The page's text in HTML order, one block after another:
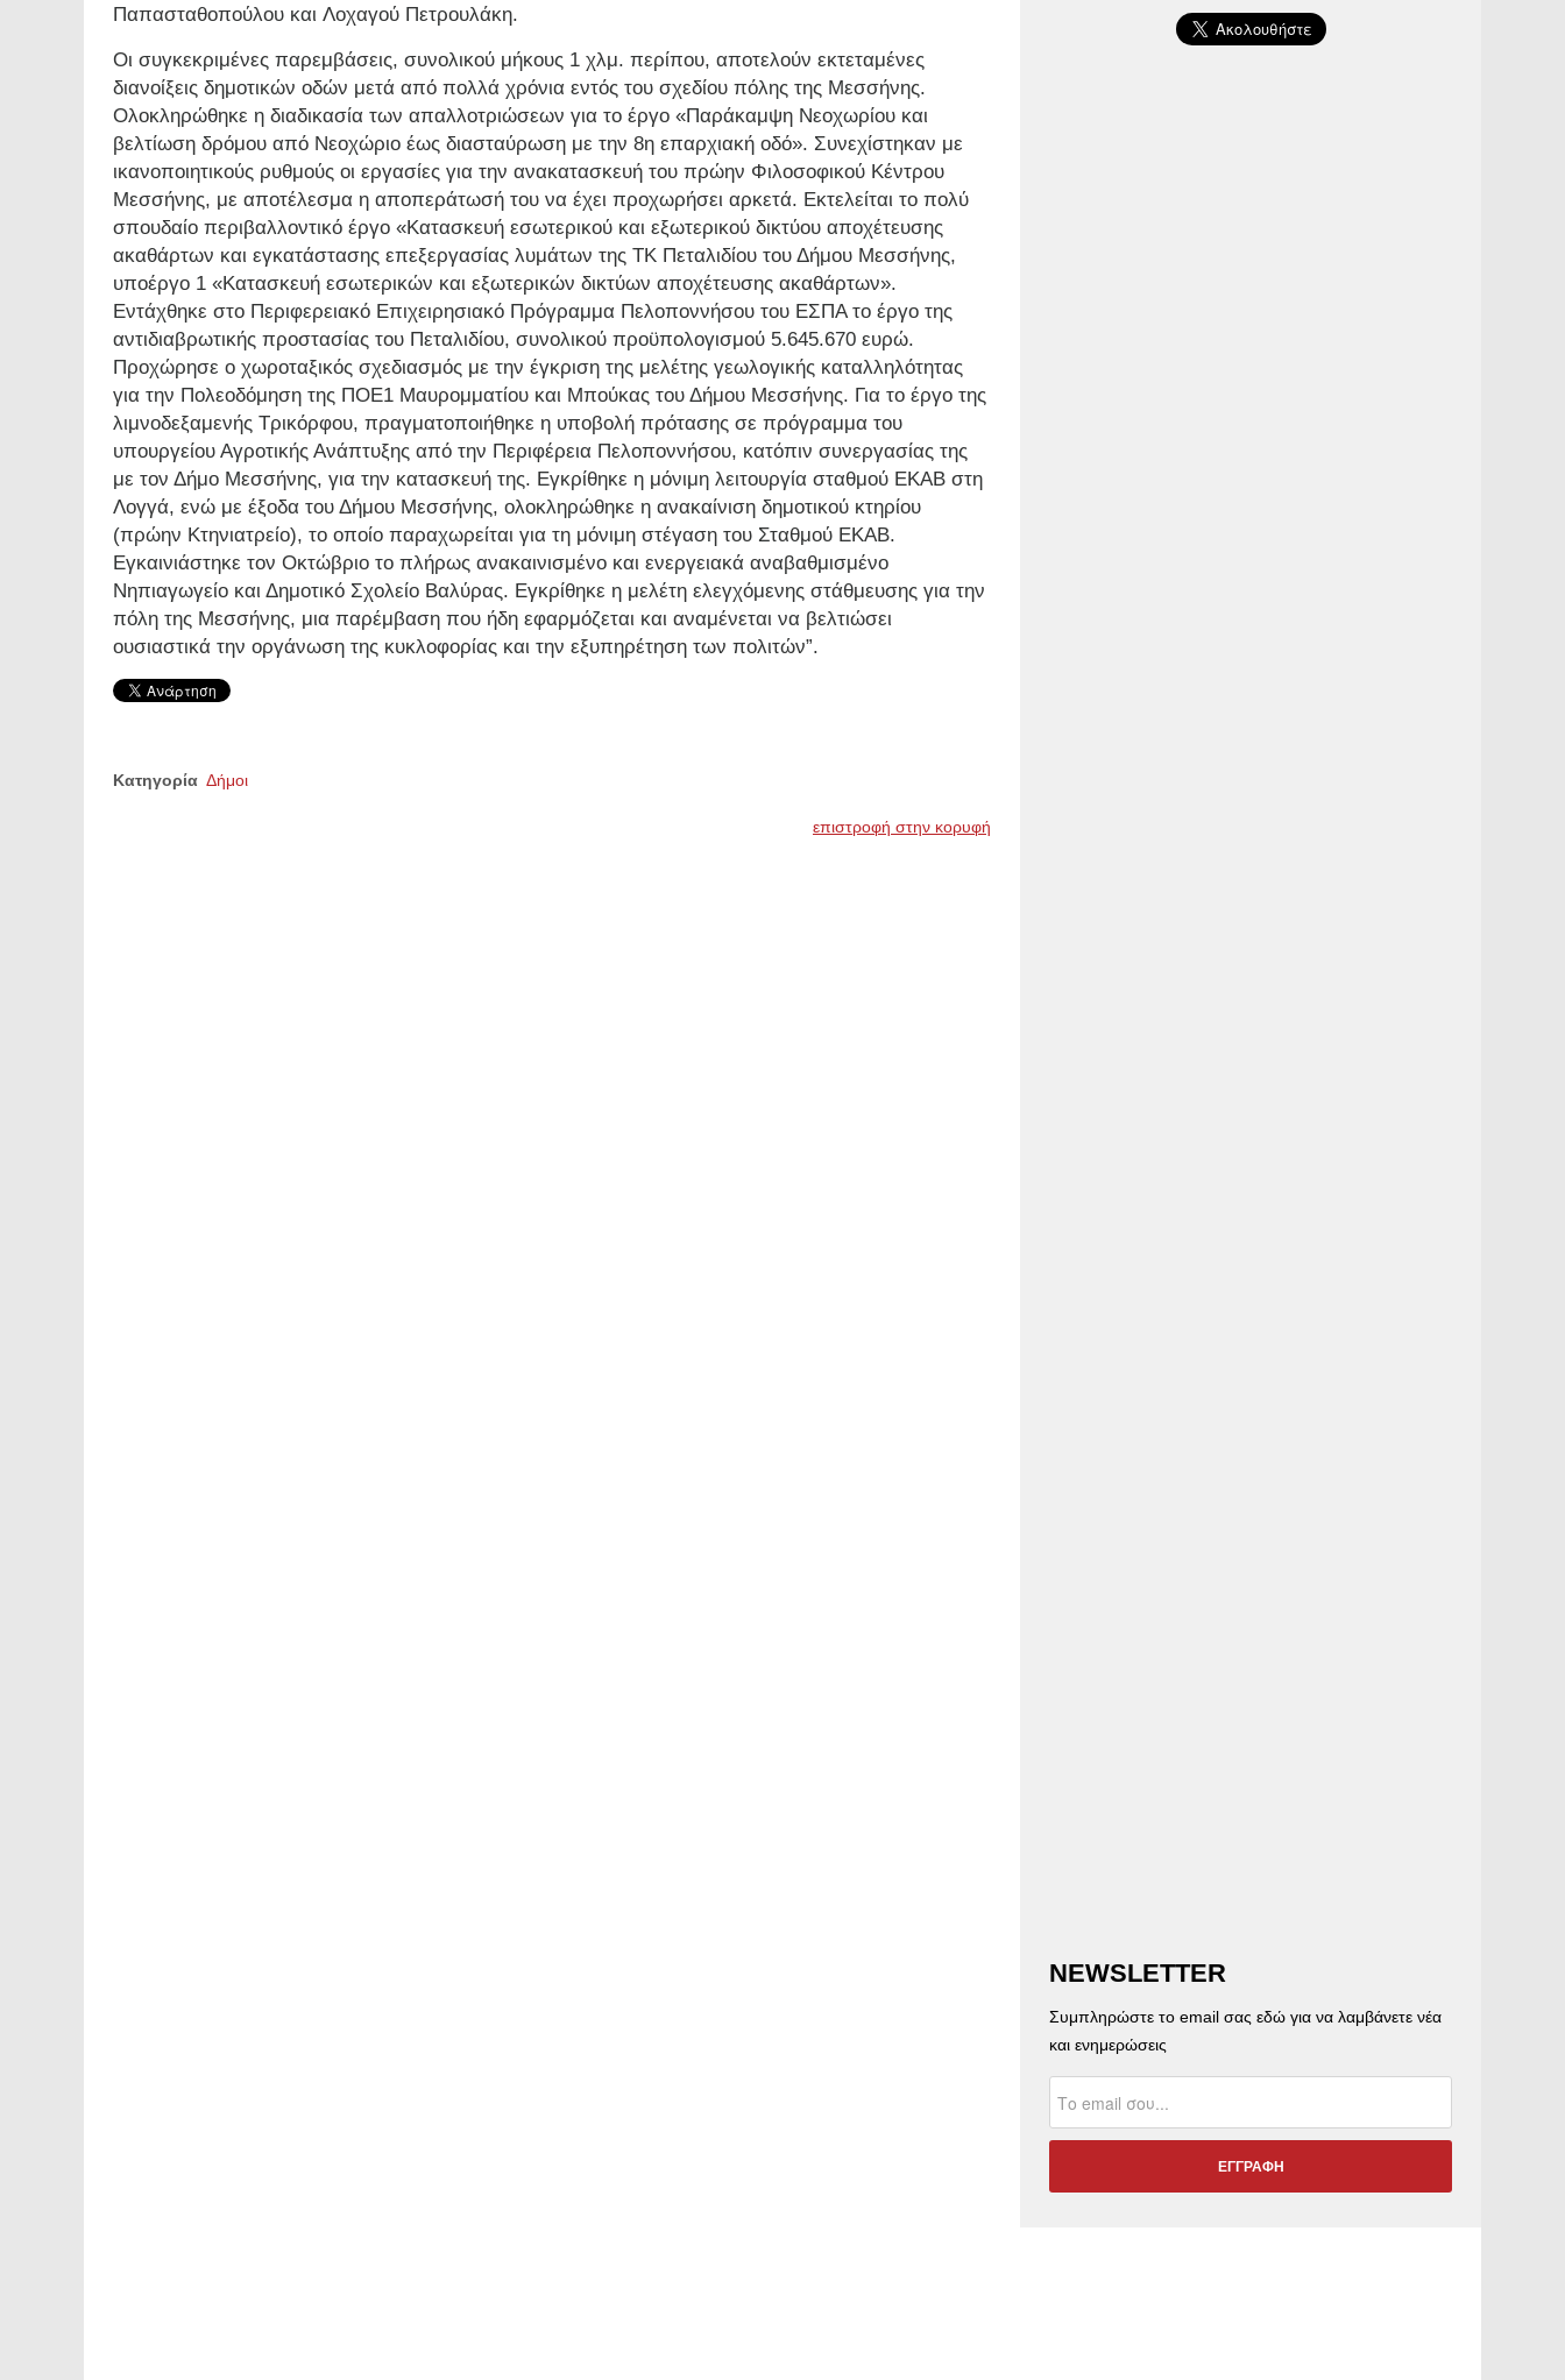
Παπασταθοπούλου και Λοχαγού Πετρουλάκη.
Οι συγκεκριμένες παρεμβάσεις, συνολικού μήκους 1 χλμ. περίπου, αποτελούν εκτεταμένες
διανοίξεις δημοτικών οδών μετά από πολλά χρόνια εντός του σχεδίου πόλης της Μεσσήνης.
Ολοκληρώθηκε η διαδικασία των απαλλοτριώσεων για το έργο «Παράκαμψη Νεοχωρίου και
βελτίωση δρόμου από Νεοχώριο έως διασταύρωση με την 8η επαρχιακή οδό». Συνεχίστηκαν με
ικανοποιητικούς ρυθμούς οι εργασίες για την ανακατασκευή του πρώην Φιλοσοφικού Κέντρου
Μεσσήνης, με αποτέλεσμα η αποπεράτωσή του να έχει προχωρήσει αρκετά. Εκτελείται το πολύ
σπουδαίο περιβαλλοντικό έργο «Κατασκευή εσωτερικού και εξωτερικού δικτύου αποχέτευσης
ακαθάρτων και εγκατάστασης επεξεργασίας λυμάτων της ΤΚ Πεταλιδίου του Δήμου Μεσσήνης,
υποέργο 1 «Κατασκευή εσωτερικών και εξωτερικών δικτύων αποχέτευσης ακαθάρτων».
Εντάχθηκε στο Περιφερειακό Επιχειρησιακό Πρόγραμμα Πελοποννήσου του ΕΣΠΑ το έργο της
αντιδιαβρωτικής προστασίας του Πεταλιδίου, συνολικού προϋπολογισμού 5.645.670 ευρώ.
Προχώρησε ο χωροταξικός σχεδιασμός με την έγκριση της μελέτης γεωλογικής καταλληλότητας
για την Πολεοδόμηση της ΠΟΕ1 Μαυρομματίου και Μπούκας του Δήμου Μεσσήνης. Για το έργο της
λιμνοδεξαμενής Τρικόρφου, πραγματοποιήθηκε η υποβολή πρότασης σε πρόγραμμα του
υπουργείου Αγροτικής Ανάπτυξης από την Περιφέρεια Πελοποννήσου, κατόπιν συνεργασίας της
με τον Δήμο Μεσσήνης, για την κατασκευή της. Εγκρίθηκε η μόνιμη λειτουργία σταθμού ΕΚΑΒ στη
Λογγά, ενώ με έξοδα του Δήμου Μεσσήνης, ολοκληρώθηκε η ανακαίνιση δημοτικού κτηρίου
(πρώην Κτηνιατρείο), το οποίο παραχωρείται για τη μόνιμη στέγαση του Σταθμού ΕΚΑΒ.
Εγκαινιάστηκε τον Οκτώβριο το πλήρως ανακαινισμένο και ενεργειακά αναβαθμισμένο
Νηπιαγωγείο και Δημοτικό Σχολείο Βαλύρας. Εγκρίθηκε η μελέτη ελεγχόμενης στάθμευσης για την
πόλη της Μεσσήνης, μια παρέμβαση που ήδη εφαρμόζεται και αναμένεται να βελτιώσει
ουσιαστικά την οργάνωση της κυκλοφορίας και την εξυπηρέτηση των πολιτών”.
Κατηγορία Δήμοι
επιστροφή στην κορυφή
NEWSLETTER
Συμπληρώστε το email σας εδώ για να λαμβάνετε νέα
και ενημερώσεις